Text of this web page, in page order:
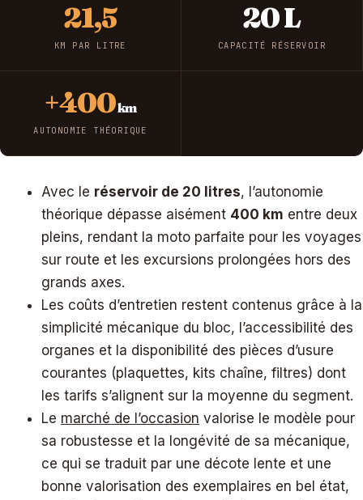
21,5
KM PAR LITRE
20 L
CAPACITÉ RÉSERVOIR
+400km
AUTONOMIE THÉORIQUE
Avec le réservoir de 20 litres, l’autonomie
théorique dépasse aisément 400 km entre deux
pleins, rendant la moto parfaite pour les voyages
sur route et les excursions prolongées hors des
grands axes.
Les coûts d’entretien restent contenus grâce à la
simplicité mécanique du bloc, l’accessibilité des
organes et la disponibilité des pièces d’usure
courantes (plaquettes, kits chaîne, filtres) dont
les tarifs s’alignent sur la moyenne du segment.
Le marché de l’occasion valorise le modèle pour
sa robustesse et la longévité de sa mécanique,
ce qui se traduit par une décote lente et une
bonne valorisation des exemplaires en bel état,